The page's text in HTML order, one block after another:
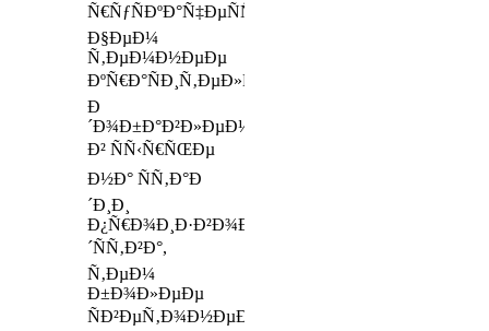
Ñ€ÑƒÑÐºÐ°Ñ‡ÐµÑÑ‚Ð²Ð¾.com
Ð§ÐµÐ¼
Ñ‚ÐµÐ¼Ð½ÐµÐµ
ÐºÑ€Ð°ÑÐ¸Ñ‚ÐµÐ»ÑŒ,
Ð
´Ð¾Ð±Ð°Ð²Ð»ÐµÐ½Ð½Ñ‹Ð¹
Ð² ÑÑ‹Ñ€ÑŒÐµ
Ð½Ð° ÑÑ‚Ð°Ð
´Ð¸Ð¸
Ð¿Ñ€Ð¾Ð¸Ð·Ð²Ð¾Ð
´ÑÑ‚Ð²Ð°,
Ñ‚ÐµÐ¼
Ð±Ð¾Ð»ÐµÐµ
ÑÐ²ÐµÑ‚Ð¾Ð½ÐµÐ¿Ñ€Ð¾Ð½Ð¸Ñ†Ð°ÐµÐ¼Ñ‹Ð¼